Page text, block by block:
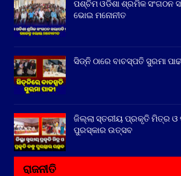
ପଶ୍ଚିମ ଓଡିଶା ଶ୍ରମିକ ସଂଗଠନ
ଭୋଇ ମନୋନୀତ
ସିଡ୍‌ନି ଠାରେ ବାଚସ୍ପତି ସୁରମା
ଜିଲ୍ଲା ସ୍ତରୀୟ ପ୍ରକୃତି ମିତ୍ର ଓ
ପୁରସ୍କାର ଉତ୍ସବ
ରାଜନୀତି